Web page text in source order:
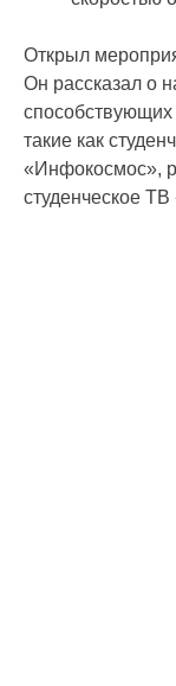
Открыл
Он рассказал о
такие как
«Инфокосмос»,
студенческое